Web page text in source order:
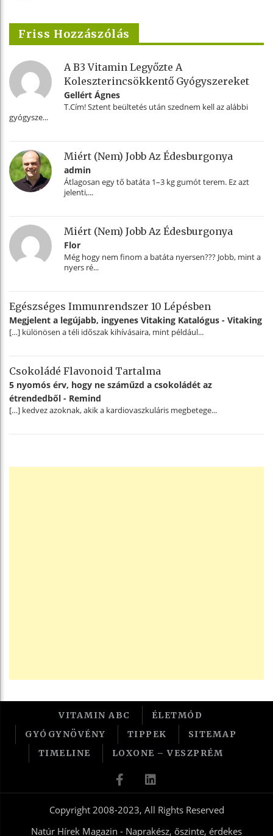
Friss Hozzászólás
A B3 Vitamin Legyőzte A
Koleszterincsökkentő Gyógyszereket
Gellért Ágnes
T.Cím! Sztent beültetés után szednem kell az alábbi
gyógysze...
Miért (nem) Jobb Az Édesburgonya
admin
Átlagosan egy tő batáta 1–3 kg gumót terem. Ez azt
jelenti,...
Miért (nem) Jobb Az Édesburgonya
Flor
Még hogy nem finom a batáta nyersen??? Jobb, mint a
nyers ré...
Egészséges Immunrendszer 10 Lépésben
Megjelent a legújabb, ingyenes Vitaking Katalógus - Vitaking
[…] különösen a téli időszak kihívásaira, mint például...
Csokoládé Flavonoid Tartalma
5 nyomós érv, hogy ne száműzd a csokoládét az
étrendedből - Remind
[…] kedvez azoknak, akik a kardiovaszkuláris megbetege...
VITAMIN ABC
ÉLETMÓD
GYÓGYNÖVÉNY
TIPPEK
SITEMAP
TIMELINE
LOXONE – VESZPRÉM
Copyright 2008-2023, All Rights Reserved
Natúr Hírek Magazin - Naprakész, őszinte, érdekes